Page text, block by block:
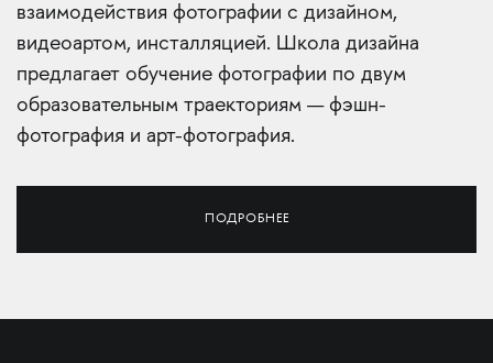
взаимодействия фотографии с дизайном,
видеоартом, инсталляцией. Школа дизайна
предлагает обучение фотографии по двум
образовательным траекториям — фэшн-
фотография и арт-фотография.
ПОДРОБНЕЕ